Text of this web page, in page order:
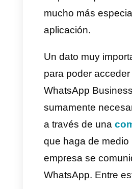
WhatsApp
conocen y
amigos,
luego
Business el
a empresas y
como
rápidas y